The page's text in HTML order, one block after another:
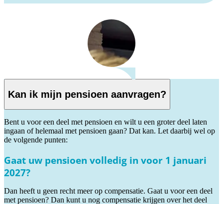
Kan ik mijn pensioen aanvragen?
Bent u voor een deel met pensioen en wilt u een groter deel laten
ingaan of helemaal met pensioen gaan? Dat kan. Let daarbij wel op
de volgende punten:
Gaat uw pensioen volledig in voor 1 januari
2027?
Dan heeft u geen recht meer op compensatie. Gaat u voor een deel
met pensioen? Dan kunt u nog compensatie krijgen over het deel